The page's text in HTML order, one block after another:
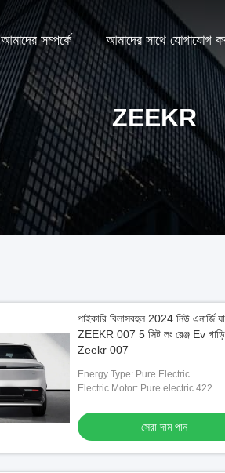
আমাদের সম্পর্কে আমাদের সাথে যোগাযোগ
ZEEKR
পাইকারি বিলাসবহুল 2024 নিউ এনার্জি
ZEEKR 007 5 সিট লং রেঞ্জ Ev গাড়ি
Zeekr 007
Energy Type: Pure Electric
Electric Motor: Pure electric 422
সেরা দাম পান